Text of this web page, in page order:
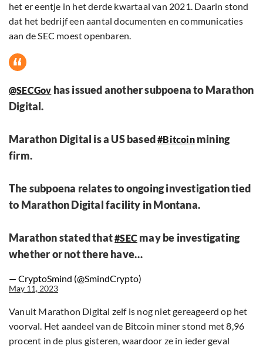
het er eentje in het derde kwartaal van 2021. Daarin stond
dat het bedrijf een aantal documenten en communicaties
aan de SEC moest openbaren.
@SECGov has issued another subpoena to Marathon
Digital.
Marathon Digital is a US based#Bitcoinmining
firm.
The subpoena relates to ongoing investigation tied
to Marathon Digital facility in Montana.
Marathon stated that#SEC may be investigating
whether or not there have…
— CryptoSmind (@SmindCrypto)
May 11, 2023
Vanuit Marathon Digital zelf is nog niet gereageerd op het
voorval. Het aandeel van de Bitcoin miner stond met 8,96
procent in de plus gisteren, waardoor ze in ieder geval